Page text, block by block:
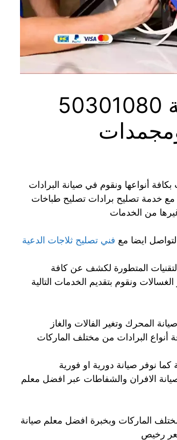
فني تصليح ثلاجات الدسمة 50301080
أنواعها ونقوم في صيانة البرادات
مع خدمة تصليح برادات تصليح طباخات
من الخدمات
ايضا مع فني تصليح ثلاجات الدعية
المتطورة لكشف عن كافة
ونقوم بتقديم الخدمات التالية
المحرك وتغير الفالات والغاز
أنواع البرادات من مختلف الماركات
نوفر صيانة دورية او فورية
الافران والشفاطات عبر افضل معلم
الماركات وبخبرة افضل معلم صيانة
رخيص